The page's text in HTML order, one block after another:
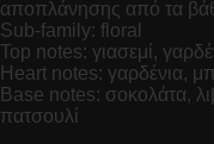
αποπλάνησης από τα
Sub-family: floral
Top notes: γιασεμί,
Heart notes: γαρδένια,
Base notes: σοκολάτα,
πατσουλί